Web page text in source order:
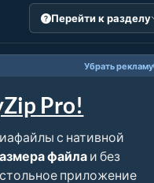
Перейти к разделу
Убрать рекламу
Pro!
с нативной
файла и без
приложение